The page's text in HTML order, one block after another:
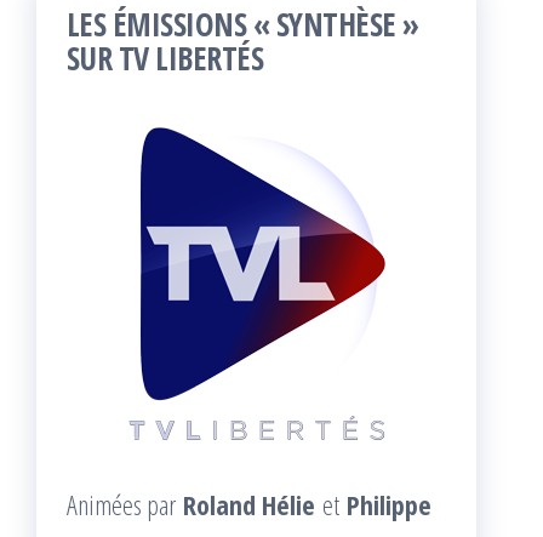
LES ÉMISSIONS « SYNTHÈSE »
SUR TV LIBERTÉS
Animées par Roland Hélie et Philippe